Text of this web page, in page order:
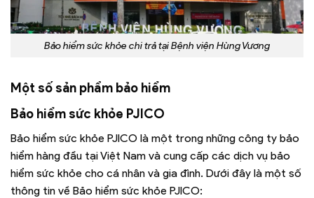
Bảo hiểm sức khỏe chi trả tại Bệnh viện Hùng Vương
Một số sản phẩm bảo hiểm
Bảo hiểm sức khỏe PJICO
Bảo hiểm sức khỏe PJICO là một trong những công ty bảo
hiểm hàng đầu tại Việt Nam và cung cấp các dịch vụ bảo
hiểm sức khỏe cho cá nhân và gia đình. Dưới đây là một số
thông tin về Bảo hiểm sức khỏe PJICO: